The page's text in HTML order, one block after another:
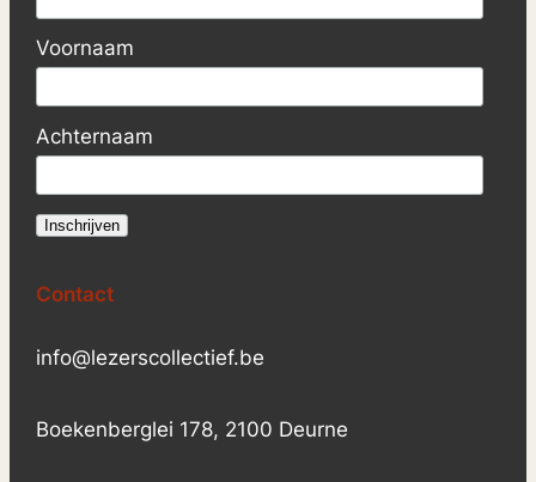
Voornaam
Achternaam
Contact
info@lezerscollectief.be
Boekenberglei 178, 2100 Deurne